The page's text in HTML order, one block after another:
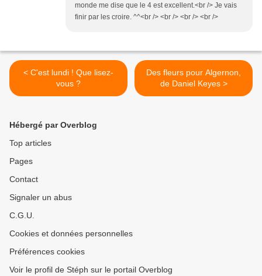
monde me dise que le 4 est excellent.<br /> Je vais
finir par les croire. ^^<br /> <br /> <br /> <br />
< C'est lundi ! Que lisez-
vous ?
Des fleurs pour Algernon,
de Daniel Keyes >
Hébergé par Overblog
Top articles
Pages
Contact
Signaler un abus
C.G.U.
Cookies et données personnelles
Préférences cookies
Voir le profil de Stéph sur le portail Overblog